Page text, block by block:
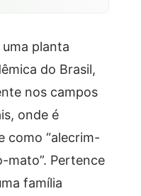
uma planta
do Brasil,
nos campos
onde é
como “alecrim-
mato”. Pertence
família